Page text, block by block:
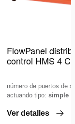
FlowPanel
control HMS 4 C
número de puertos de
actuando tipo: simple
Ver detalles